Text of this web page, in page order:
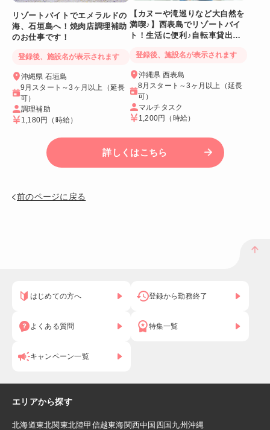
リゾートバイトでエメラルドの
海、石垣島へ！焼肉店調理補助
のお仕事です！
登録後、施設名が表示されます
沖縄県 石垣島
9月スタート～3ヶ月以上（延長
可）
調理補助
1,180円 （時給）
【カヌーや滝巡りなど大自然を
満喫♪】西表島でリゾートバイ
ト！生活に便利♪自転車貸出あ
登録後、施設名が表示されます
沖縄県 西表島
8月スタート～3ヶ月以上（延長
可）
マルチタスク
1,200円 （時給）
詳しくはこちら
前のページに戻る
はじめての方へ 登録から勤務終了
よくある質問 特集一覧
キャンペーン一覧
エリアから探す
北海道東北関東北陸甲信越東海関西中国 四国九州沖縄